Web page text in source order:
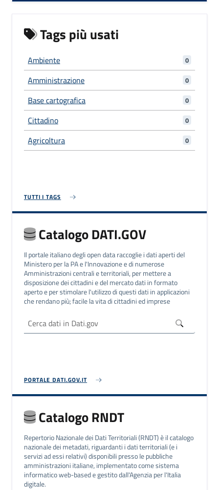
Tags più usati
Ambiente 0
Amministrazione 0
Base cartografica 0
Cittadino 0
Agricoltura 0
TUTTI I TAGS
Catalogo DATI.GOV
Il portale italiano degli open data raccoglie i dati aperti del
Ministero per la PA e l'Innovazione e di numerose
Amministrazioni centrali e territoriali, per mettere a
disposizione dei cittadini e del mercato dati in formato
aperto e per stimolare l'utilizzo di questi dati in applicazioni
che rendano più; facile la vita di cittadini ed imprese
PORTALE DATI.GOV.IT
Catalogo RNDT
Repertorio Nazionale dei Dati Territoriali (RNDT) è il catalogo
nazionale dei metadati, riguardanti i dati territoriali (e i
servizi ad essi relativi) disponibili presso le pubbliche
amministrazioni italiane, implementato come sistema
informatico web-based e gestito dall'Agenzia per l'Italia
digitale.